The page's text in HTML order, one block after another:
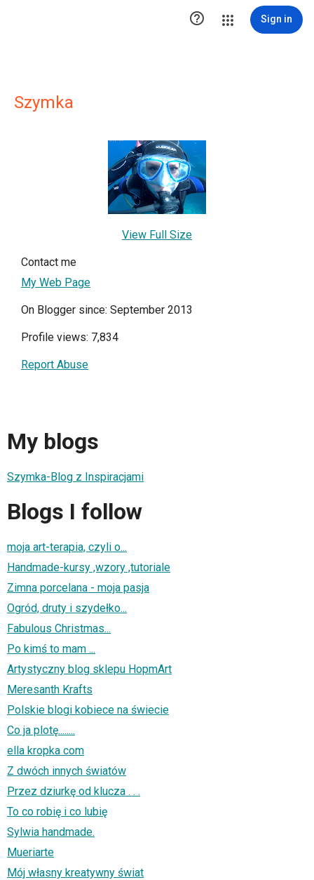
 Sign in
Szymka
View Full Size
Contact me
My Web Page
On Blogger since: September 2013
Profile views: 7,834
Report Abuse
My blogs
Szymka-Blog z Inspiracjami
Blogs I follow
moja art-terapia, czyli o...
Handmade-kursy ,wzory ,tutoriale
Zimna porcelana - moja pasja
Ogród, druty i szydełko...
Fabulous Christmas...
Po kimś to mam ...
Artystyczny blog sklepu HopmArt
Meresanth Krafts
Polskie blogi kobiece na świecie
Co ja plotę........
ella kropka com
Z dwóch innych światów
Przez dziurkę od klucza . . .
To co robię i co lubię
Sylwia handmade.
Mueriarte
Mój własny kreatywny świat